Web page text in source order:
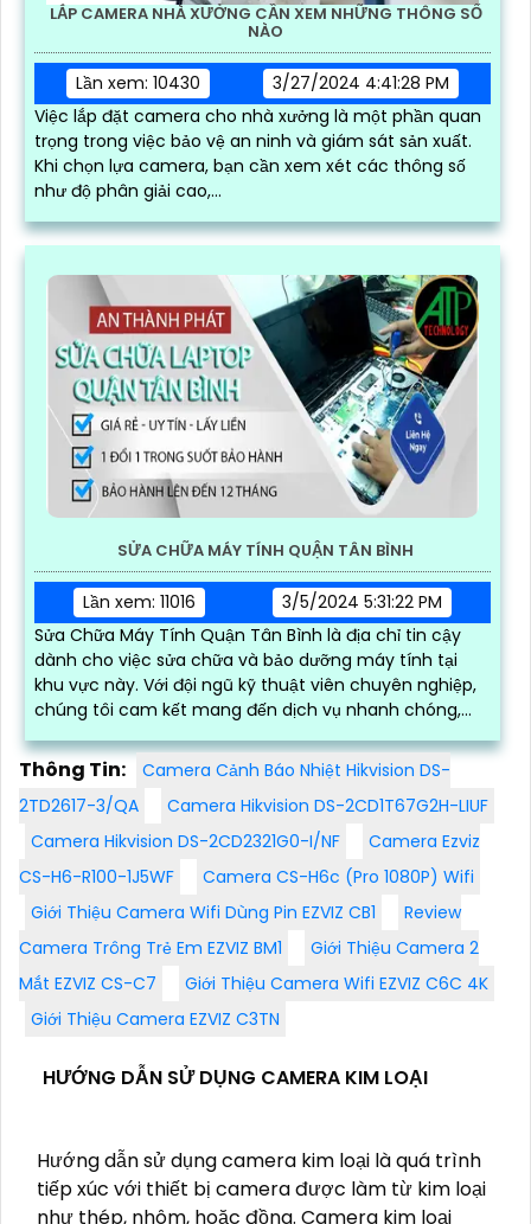
LẮP CAMERA NHÀ XƯỞNG CẦN XEM NHỮNG THÔNG SỐ
NÀO
Lần xem: 10430
3/27/2024 4:41:28 PM
Việc lắp đặt camera cho nhà xưởng là một phần quan
trọng trong việc bảo vệ an ninh và giám sát sản xuất.
Khi chọn lựa camera, bạn cần xem xét các thông số
như độ phân giải cao,...
SỬA CHỮA MÁY TÍNH QUẬN TÂN BÌNH
Lần xem: 11016
3/5/2024 5:31:22 PM
Sửa Chữa Máy Tính Quận Tân Bình là địa chỉ tin cậy
dành cho việc sửa chữa và bảo dưỡng máy tính tại
khu vực này. Với đội ngũ kỹ thuật viên chuyên nghiệp,
chúng tôi cam kết mang đến dịch vụ nhanh chóng,
Thông Tin:
Camera Cảnh Báo Nhiệt Hikvision DS-
2TD2617-3/QA
Camera Hikvision DS-2CD1T67G2H-LIUF
Camera Hikvision DS-2CD2321G0-I/NF
Camera Ezviz
CS-H6-R100-1J5WF
Camera CS-H6c (Pro 1080P) Wifi
Giới Thiệu Camera Wifi Dùng Pin EZVIZ CB1
Review
Camera Trông Trẻ Em EZVIZ BM1
Giới Thiệu Camera 2
Mắt EZVIZ CS-C7
Giới Thiệu Camera Wifi EZVIZ C6C 4K
Giới Thiệu Camera EZVIZ C3TN
HƯỚNG DẪN SỬ DỤNG CAMERA KIM LOẠI
Hướng dẫn sử dụng camera kim loại là quá trình
tiếp xúc với thiết bị camera được làm từ kim loại
như thép, nhôm, hoặc đồng. Camera kim loại